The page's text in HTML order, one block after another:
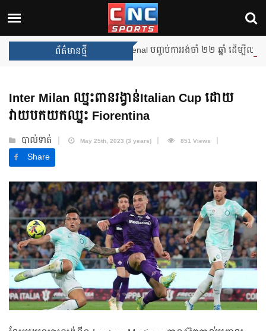
ព័ត៌មានថ្មីArsenal បញ្ចប់ការរង់ចាំ ២២ ឆ្នាំ ដើម្បីឈ្នះពាន
Inter Milan ឈ្នះពានរង្វាន់Italian Cup ដោយ
វាយបកយកឈ្នះ Fiorentina
បាល់ទាត់ May 25th, 2023 (3 years) 851 Views
Share